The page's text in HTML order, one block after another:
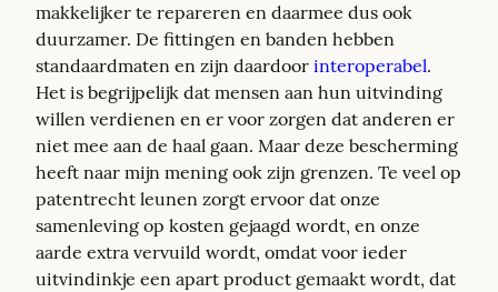
makkelijker te repareren en daarmee dus ook
duurzamer. De fittingen en banden hebben
standaardmaten en zijn daardoor interoperabel.
Het is begrijpelijk dat mensen aan hun uitvinding
willen verdienen en er voor zorgen dat anderen er
niet mee aan de haal gaan. Maar deze bescherming
heeft naar mijn mening ook zijn grenzen. Te veel op
patentrecht leunen zorgt ervoor dat onze
samenleving op kosten gejaagd wordt, en onze
aarde extra vervuild wordt, omdat voor ieder
uitvindinkje een apart product gemaakt wordt, dat